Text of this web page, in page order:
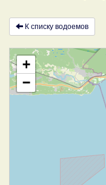
К списку водоемов
+
−